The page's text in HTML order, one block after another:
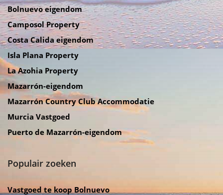
Bolnuevo eigendom
Camposol Property
Costa Calida eigendom
Isla Plana Property
La Azohia Property
Mazarrón-eigendom
Mazarrón Country Club Accommodatie
Murcia Vastgoed
Puerto de Mazarrón-eigendom
Populair zoeken
Vastgoed te koop Bolnuevo